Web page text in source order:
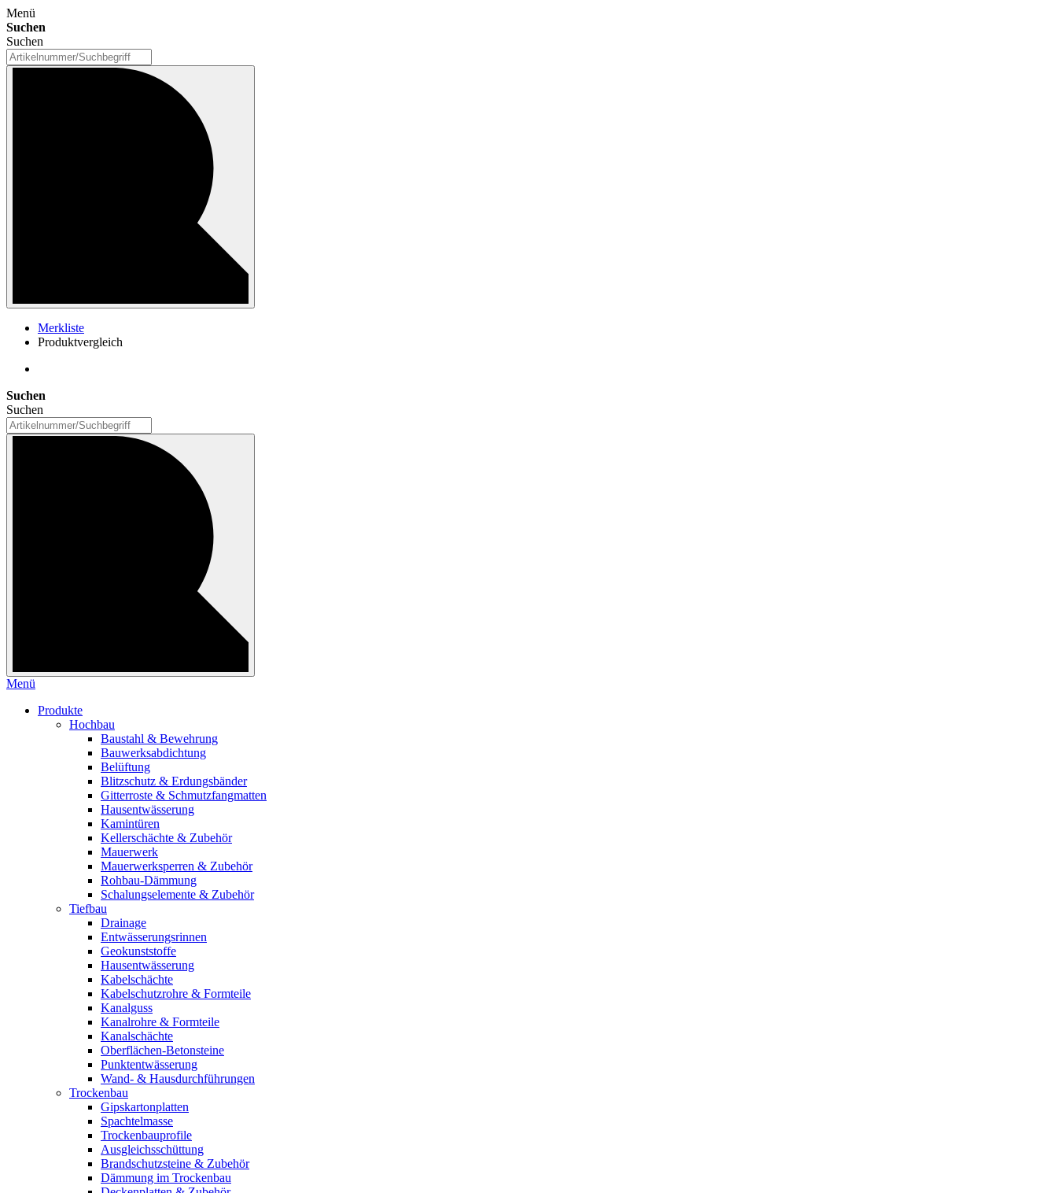
Menü
Suchen
Suchen
Merkliste
Produktvergleich
Suchen
Suchen
Menü
Produkte
Hochbau
Baustahl & Bewehrung
Bauwerksabdichtung
Belüftung
Blitzschutz & Erdungsbänder
Gitterroste & Schmutzfangmatten
Hausentwässerung
Kamintüren
Kellerschächte & Zubehör
Mauerwerk
Mauerwerksperren & Zubehör
Rohbau-Dämmung
Schalungselemente & Zubehör
Tiefbau
Drainage
Entwässerungsrinnen
Geokunststoffe
Hausentwässerung
Kabelschächte
Kabelschutzrohre & Formteile
Kanalguss
Kanalrohre & Formteile
Kanalschächte
Oberflächen-Betonsteine
Punktentwässerung
Wand- & Hausdurchführungen
Trockenbau
Gipskartonplatten
Spachtelmasse
Trockenbauprofile
Ausgleichsschüttung
Brandschutzsteine & Zubehör
Dämmung im Trockenbau